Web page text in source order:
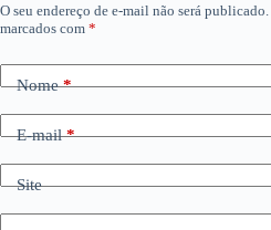
O seu endereço de e-mail não será publicado.
marcados com *
Nome*
E-mail*
Site